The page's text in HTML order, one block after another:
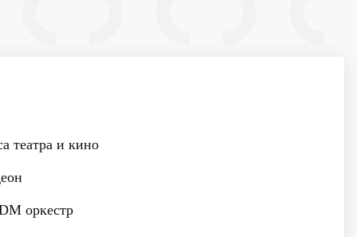
театра и кино
оркестр